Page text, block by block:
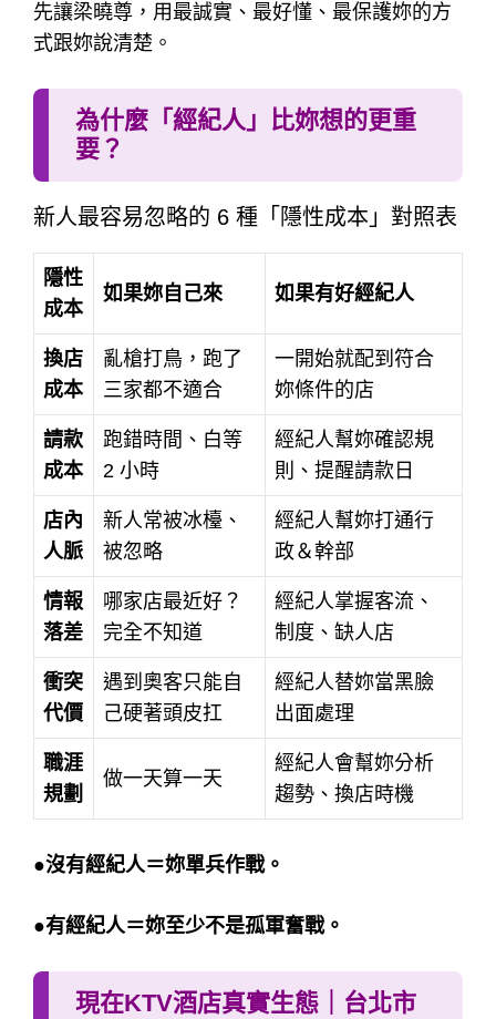
先讓梁曉尊，用最誠實、最好懂、最保護妳的方
式跟妳說清楚。
為什麼「經紀人」比妳想的更重
要？
新人最容易忽略的 6 種「隱性成本」對照表
隱性
成本
如果妳自己來 如果有好經紀人
換店
成本
亂槍打鳥，跑了
三家都不適合
一開始就配到符合
妳條件的店
請款
成本
跑錯時間、白等
2 小時
經紀人幫妳確認規
則、提醒請款日
店內
人脈
新人常被冰檯、
被忽略
經紀人幫妳打通行
政＆幹部
情報
落差
哪家店最近好？
完全不知道
經紀人掌握客流、
制度、缺人店
衝突
代價
遇到奧客只能自
己硬著頭皮扛
經紀人替妳當黑臉
出面處理
職涯
規劃
做一天算一天
經紀人會幫妳分析
趨勢、換店時機
●沒有經紀人＝妳單兵作戰。
●有經紀人＝妳至少不是孤軍奮戰。
現在KTV酒店真實生態｜台北市